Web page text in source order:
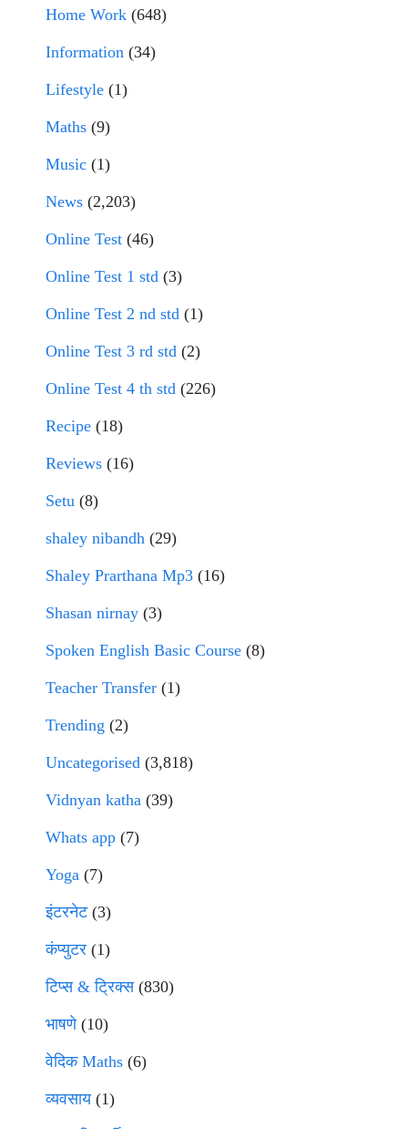
Home Work (648)
Information (34)
Lifestyle (1)
Maths (9)
Music (1)
News (2,203)
Online Test (46)
Online Test 1 std (3)
Online Test 2 nd std (1)
Online Test 3 rd std (2)
Online Test 4 th std (226)
Recipe (18)
Reviews (16)
Setu (8)
shaley nibandh (29)
Shaley Prarthana Mp3 (16)
Shasan nirnay (3)
Spoken English Basic Course (8)
Teacher Transfer (1)
Trending (2)
Uncategorised (3,818)
Vidnyan katha (39)
Whats app (7)
Yoga (7)
इंटरनेट(3)
कंप्युटर (1)
टिप्स & ट्रिक्स(830)
भाषणे(10)
वेदिक Maths (6)
व्यवसाय(1)